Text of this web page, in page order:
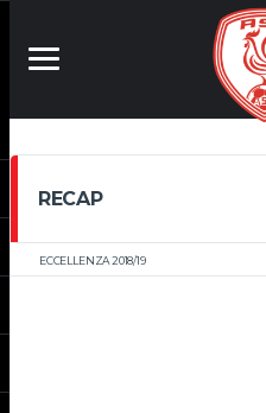
RECAP
ECCELLENZA 2018/19